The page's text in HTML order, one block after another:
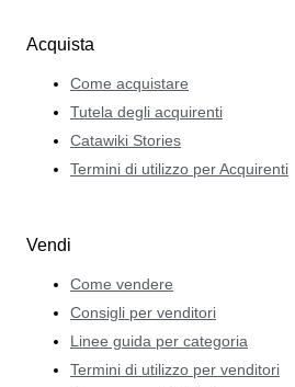
Acquista
Come acquistare
Tutela degli acquirenti
Catawiki Stories
Termini di utilizzo per Acquirenti
Vendi
Come vendere
Consigli per venditori
Linee guida per categoria
Termini di utilizzo per venditori